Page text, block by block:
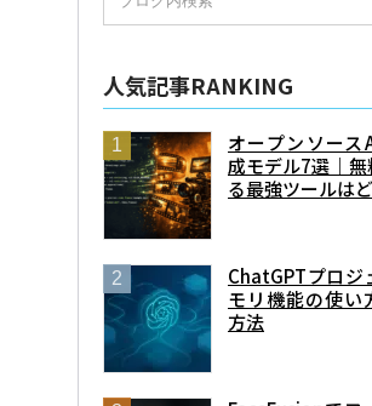
人気記事RANKING
オープンソース
成モデル7選｜無
る最強ツールは
ChatGPTプロジ
モリ機能の使い
方法